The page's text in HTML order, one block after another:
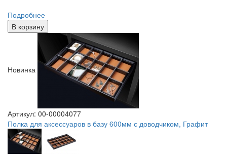
Подробнее
В корзину
Новинка
Артикул: 00-00004077
Полка для аксессуаров в базу 600мм с доводчиком, Графит